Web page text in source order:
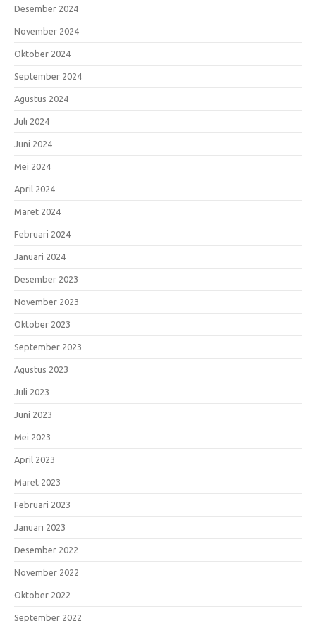
Desember 2024
November 2024
Oktober 2024
September 2024
Agustus 2024
Juli 2024
Juni 2024
Mei 2024
April 2024
Maret 2024
Februari 2024
Januari 2024
Desember 2023
November 2023
Oktober 2023
September 2023
Agustus 2023
Juli 2023
Juni 2023
Mei 2023
April 2023
Maret 2023
Februari 2023
Januari 2023
Desember 2022
November 2022
Oktober 2022
September 2022